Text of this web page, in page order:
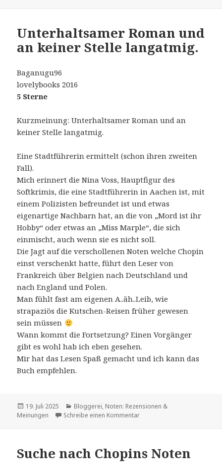
Unterhaltsamer Roman und
an keiner Stelle langatmig.
Baganugu96
lovelybooks 2016
5 Sterne
Kurzmeinung: Unterhaltsamer Roman und an
keiner Stelle langatmig.
Eine Stadtführerin ermittelt (schon ihren zweiten
Fall).
Mich erinnert die Nina Voss, Hauptfigur des
Softkrimis, die eine Stadtführerin in Aachen ist, mit
einem Polizisten befreundet ist und etwas
eigenartige Nachbarn hat, an die von „Mord ist ihr
Hobby“ oder etwas an „Miss Marple“, die sich
einmischt, auch wenn sie es nicht soll.
Die Jagt auf die verschollenen Noten welche Chopin
einst verschenkt hatte, führt den Leser von
Frankreich über Belgien nach Deutschland und
nach England und Polen.
Man fühlt fast am eigenen A..äh..Leib, wie
strapaziös die Kutschen-Reisen früher gewesen
sein müssen
Wann kommt die Fortsetzung? Einen Vorgänger
gibt es wohl hab ich eben gesehen.
Mir hat das Lesen Spaß gemacht und ich kann das
Buch empfehlen.
Veröffentlicht
am
19. Juli 2025 Kategorien
Bloggerei, Noten: Rezensionen &
Meinungen
Schreibe einen Kommentarzu Unterhaltsamer Roman
Suche nach Chopins Noten